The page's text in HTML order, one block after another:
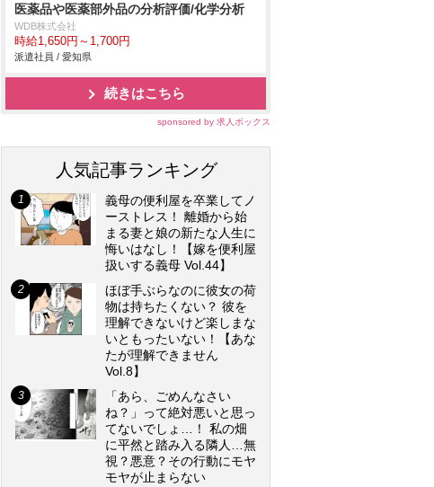
医薬品や医薬部外品の分析評価/化学分析
WDB株式会社
時給1,650円～1,700円
派遣社員 / 愛知県
続きはこちら
sponsored by 求人ボックス
人気記事ランキング
義母の便利屋を卒業してノ
ーストレス！ 離婚から始
まる妻と娘の新たな人生に
悔いはなし！【嫁を便利屋
扱いする義母 Vol.44】
ほぼ手ぶらなのに彼女の荷
物は持ちたくない？ 彼を
理解できないけど楽しまな
いともったいない！【あな
たが理解できません
Vol.8】
「あら、ごめんなさい
ね？」って絶対悪いと思っ
てないでしょ…！ 私の畑
に平然と踏み入る隣人…無
視？悪意？その行動にモヤ
モヤが止まらない